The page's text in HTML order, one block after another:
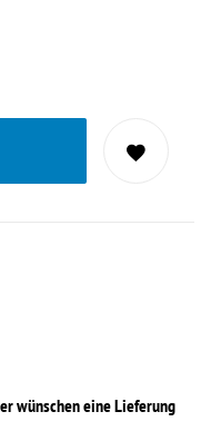
wünschen eine Lieferung